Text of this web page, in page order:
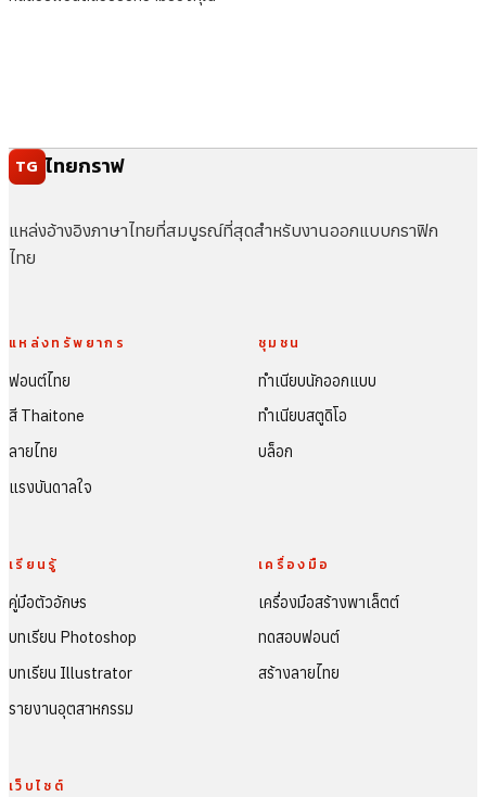
TG ไทยกราฟ
แหล่งอ้างอิงภาษาไทยที่สมบูรณ์ที่สุดสำหรับงานออกแบบกราฟิก
ไทย
แหล่งทรัพยากร
ฟอนต์ไทย
สี Thaitone
ลายไทย
แรงบันดาลใจ
ชุมชน
ทำเนียบนักออกแบบ
ทำเนียบสตูดิโอ
บล็อก
เรียนรู้
คู่มือตัวอักษร
บทเรียน Photoshop
บทเรียน Illustrator
รายงานอุตสาหกรรม
เครื่องมือ
เครื่องมือสร้างพาเล็ตต์
ทดสอบฟอนต์
สร้างลายไทย
เว็บไซต์